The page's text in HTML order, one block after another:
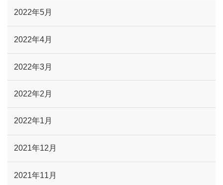
2022年5月
2022年4月
2022年3月
2022年2月
2022年1月
2021年12月
2021年11月